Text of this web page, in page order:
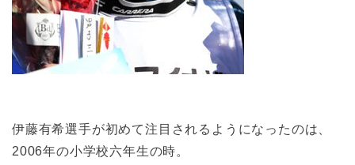
伊藤有希選手が初めて注目されるようになったのは、
2006年の小学校六年生の時。